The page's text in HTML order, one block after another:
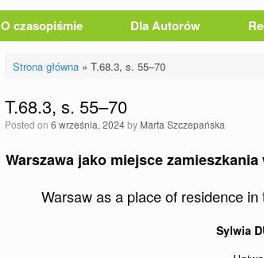
O czasopiśmie Dla Autorów
Strona główna» T.68.3, s. 55–70
T.68.3, s. 55–70
Posted on 6 września, 2024by Marta Szczepańska
Warszawa jako miejsce
Warsaw as a place of residence
Sylwia